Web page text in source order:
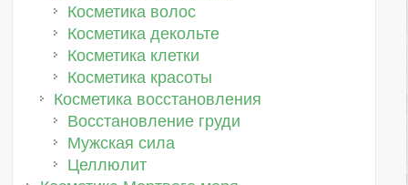
Косметика волос
Косметика декольте
Косметика клетки
Косметика красоты
Косметика восстановления
Восстановление груди
Мужская сила
Целлюлит